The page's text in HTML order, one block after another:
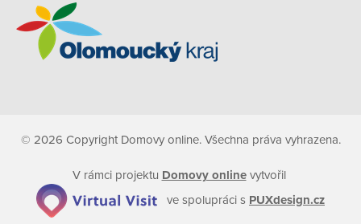
© 2026 Copyright Domovy online. Všechna práva vyhrazena.
V rámci projektu Domovy onlinevytvořil
ve spolupráci s PUXdesign.cz